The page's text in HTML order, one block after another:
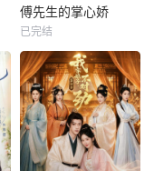
傅先生的掌心娇
已完结